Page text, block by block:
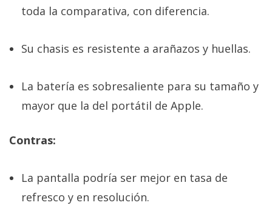
toda la comparativa, con diferencia.
Su chasis es resistente a arañazos y huellas.
La batería es sobresaliente para su tamaño y
mayor que la del portátil de Apple.
Contras:
La pantalla podría ser mejor en tasa de
refresco y en resolución.